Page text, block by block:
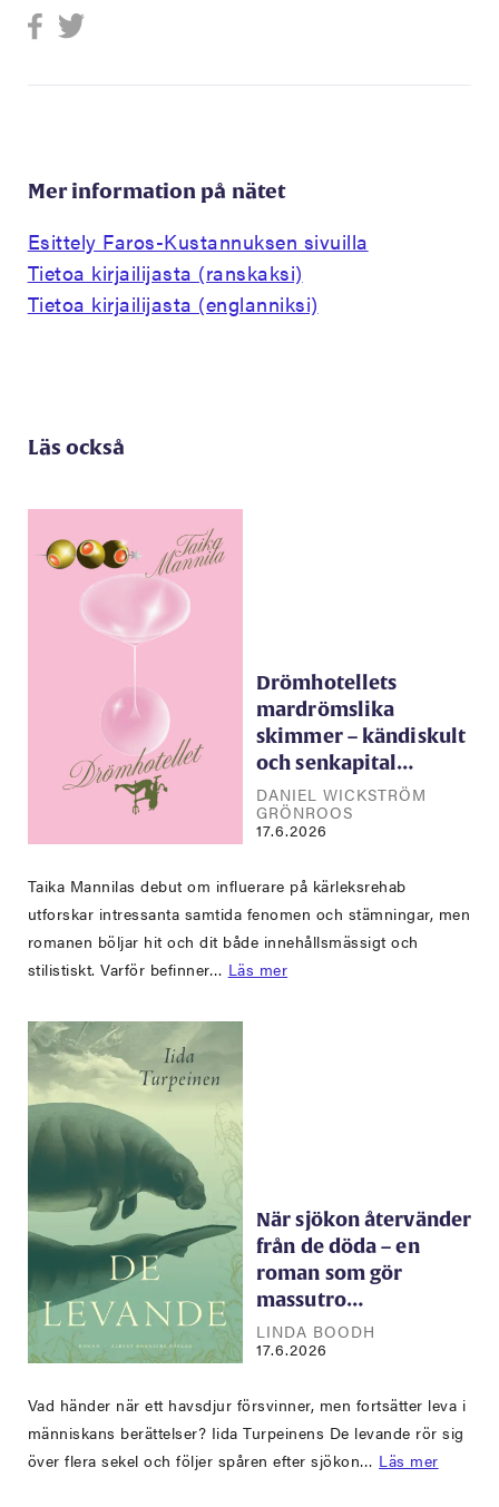
Mer information på nätet
Esittely Faros-Kustannuksen sivuilla
Tietoa kirjailijasta (ranskaksi)
Tietoa kirjailijasta (englanniksi)
Läs också
Drömhotellets
mardrömslika
skimmer – kändiskult
och senkapital…
DANIEL WICKSTRÖM
GRÖNROOS
17.6.2026
Taika Mannilas debut om influerare på kärleksrehab
utforskar intressanta samtida fenomen och stämningar, men
romanen böljar hit och dit både innehållsmässigt och
stilistiskt. Varför befinner… Läs mer
När sjökon återvänder
från de döda – en
roman som gör
massutro…
LINDA BOODH
17.6.2026
Vad händer när ett havsdjur försvinner, men fortsätter leva i
människans berättelser? Iida Turpeinens De levande rör sig
över flera sekel och följer spåren efter sjökon… Läs mer